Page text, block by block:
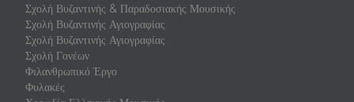
Σχολή Βυζαντινής & Παραδοσιακής Μουσικής
Σχολή Βυζαντινής Αγιογραφίας
Σχολή Βυζαντινής Αγιογραφίας
Σχολή Γονέων
Φιλανθρωπικό Έργο
Φυλακές